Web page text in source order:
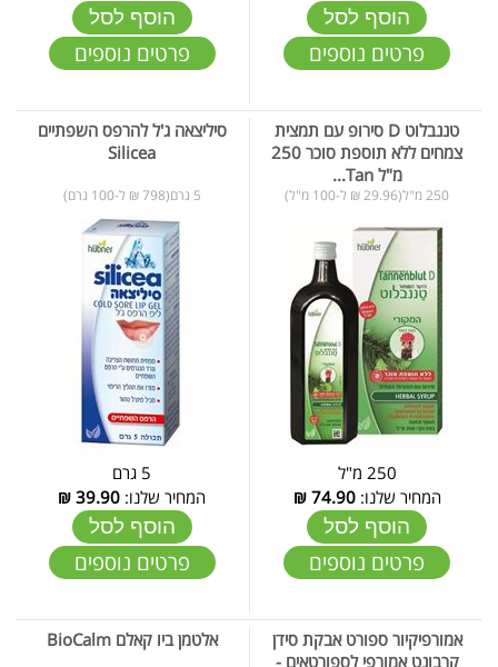
הוסף לסל
פרטים נוספים
הוסף לסל
פרטים נוספים
טננבלוט D סירופ עם תמצית
צמחים ללא תוספת סוכר 250
מ"ל Tan...
250 מ"ל(29.96 ₪ ל-100 מ"ל)
250 מ"ל
המחיר שלנו:74.90
₪
הוסף לסל
פרטים נוספים
סיליצאה ג'ל להרפס השפתיים
Silicea
5 גרם(798 ₪ ל-100 גרם)
5 גרם
המחיר שלנו: 39.90
₪
הוסף לסל
פרטים נוספים
אמורפיקיור ספורט אבקת סידן
קרבונט אמורפי לספורטאים -
אלטמן ביו קאלם BioCalm